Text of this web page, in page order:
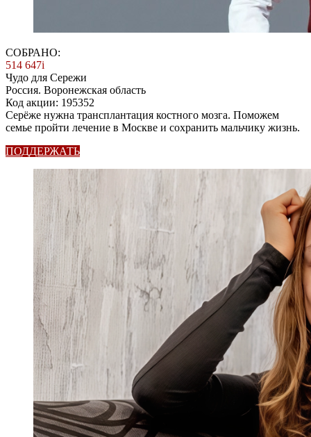
СОБРАНО:
514 647i
Чудо для Сережи
Россия. Воронежская область
Код акции: 195352
Серёже нужна трансплантация костного мозга. Поможем
семье пройти лечение в Москве и сохранить мальчику жизнь.
ПОДДЕРЖАТЬ